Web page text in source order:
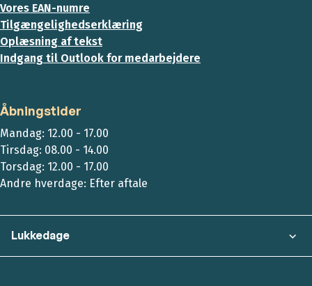
Vores EAN-numre
Tilgængelighedserklæring
Oplæsning af tekst
Indgang til Outlook for medarbejdere
Åbningstider
Mandag: 12.00 - 17.00
Tirsdag: 08.00 - 14.00
Torsdag: 12.00 - 17.00
Andre hverdage: Efter aftale
Lukkedage